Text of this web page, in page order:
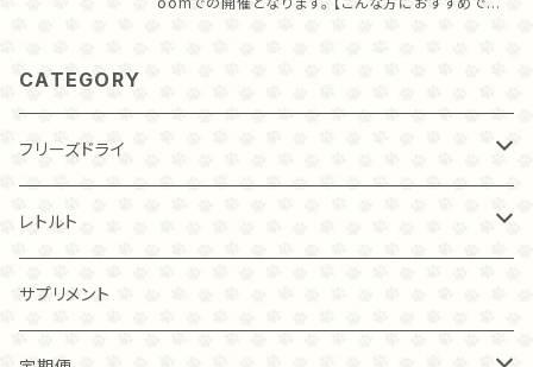
こだわりたい！ ・わんちゃん猫ちゃんの美味しい顔が見
たい！ ・自己満足でもよい！手作りしたい！！ などなど、
が食べても安心の発酵食品の紹介 ・発酵食品の取り
CATEGORY
フリーズドライ
チキン
20ｇ
40ｇ
トライプ（ビーフ）
40ｇ
レトルト
チキン
サプリメント